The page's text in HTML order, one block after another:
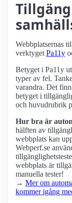
Webbplatsernas
verktyget Pa11y
Betyget i Pa11y
typer av fel.
varandra. Det
betyget i
och huvudrubrik
Hur bra är
hälften av
webbplats kan
Webperf.se
webbplats är
manuella tester!
→ Mer om
kommer igång